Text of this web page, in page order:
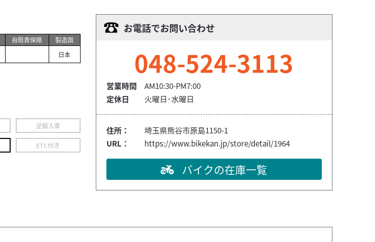
自賠責保険
製造国
日本
逆輸入車
ETC付き
お電話でお問い合わせ
048-524-3113
営業時間
AM10:30-PM7:00
定休日
火曜日･水曜日
住所：
埼玉県熊谷市原島1150-1
URL：
https://www.bikekan.jp/store/detail/1964
バイクの在庫一覧